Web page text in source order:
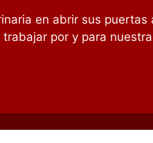
en abrir sus
por y para